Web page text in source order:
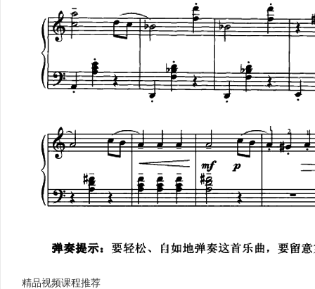
精品视频课程推荐